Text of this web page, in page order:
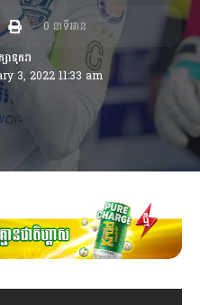
3, 2022 11:33 am
0 នាទីអាន